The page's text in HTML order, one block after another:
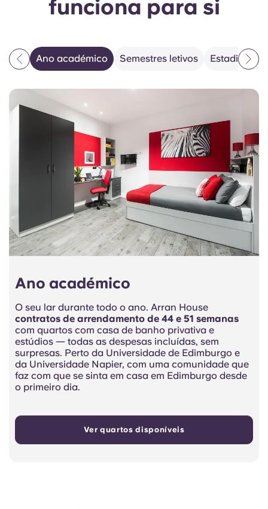
funciona para si
Ano académico Semestres letivos Estadias
Ano académico
O seu lar durante todo o ano. Arran House
contratos de arrendamento de 44 e 51 semanas
com quartos com casa de banho privativa e
estúdios — todas as despesas incluídas, sem
surpresas. Perto da Universidade de Edimburgo e
da Universidade Napier, com uma comunidade que
faz com que se sinta em casa em Edimburgo desde
o primeiro dia.
Ver quartos disponíveis